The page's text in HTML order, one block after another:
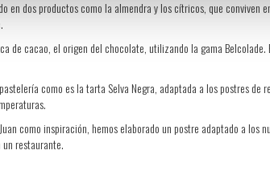
en dos productos como la almendra y los cítricos, que
de cacao, el origen del chocolate, utilizando la gama
como es la tarta Selva Negra, adaptada a los postres
como inspiración, hemos elaborado un postre adaptado a
restaurante.